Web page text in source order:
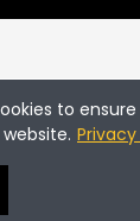
Casa Victor.
to